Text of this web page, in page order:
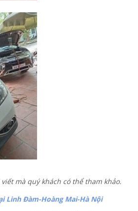
mà quý khách có thể tham khảo.
Linh Đàm-Hoàng Mai-Hà Nội